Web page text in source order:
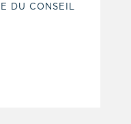
DU CONSEIL